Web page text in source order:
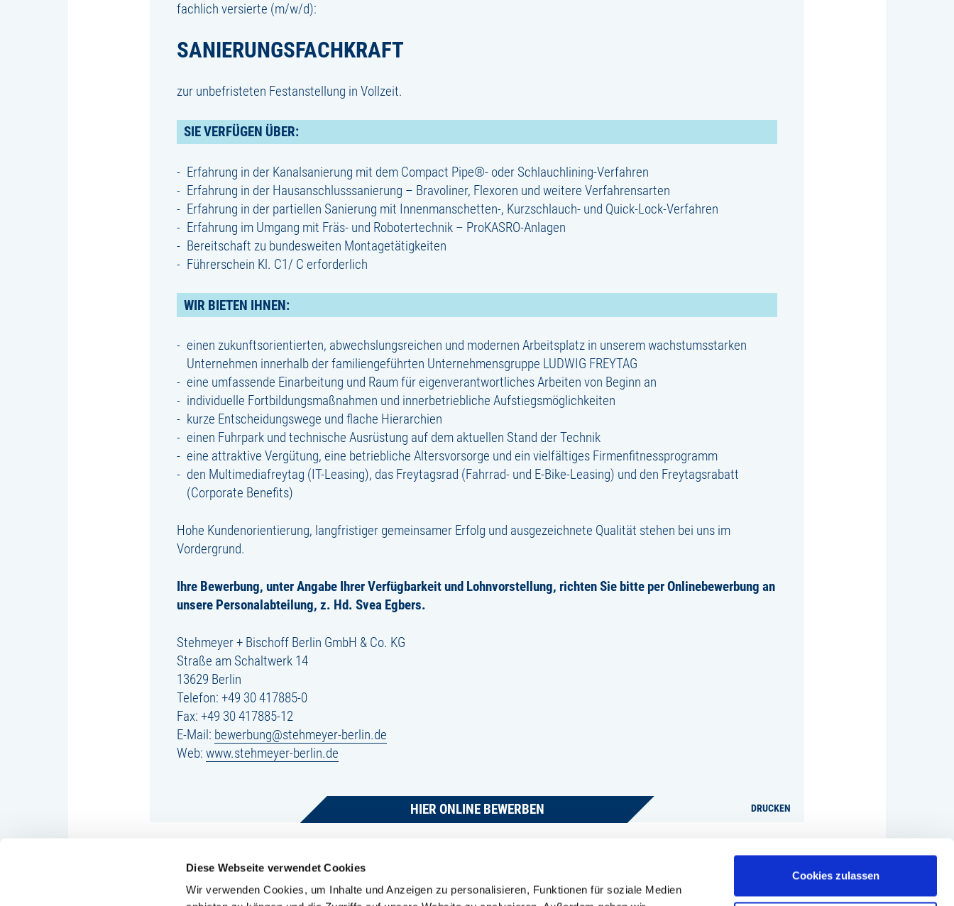
Diese Webseite verwendet Cookies
Wir verwenden Cookies, um Inhalte und Anzeigen zu personalisieren, Funktionen für soziale Medien
Cookies zulassen
fachlich versierte (m/w/d):
SANIERUNGSFACHKRAFT
zur unbefristeten Festanstellung in Vollzeit.
SIE VERFÜGEN ÜBER:
Erfahrung in der Kanalsanierung mit dem Compact Pipe®- oder Schlauchlining-Verfahren
Erfahrung in der Hausanschlusssanierung – Bravoliner, Flexoren und weitere Verfahrensarten
Erfahrung in der partiellen Sanierung mit Innenmanschetten-, Kurzschlauch- und Quick-Lock-Verfahren
Erfahrung im Umgang mit Fräs- und Robotertechnik – ProKASRO-Anlagen
Bereitschaft zu bundesweiten Montagetätigkeiten
Führerschein Kl. C1/ C erforderlich
WIR BIETEN IHNEN:
einen zukunftsorientierten, abwechslungsreichen und modernen Arbeitsplatz in unserem wachstumsstarken
Unternehmen innerhalb der familiengeführten Unternehmensgruppe LUDWIG FREYTAG
eine umfassende Einarbeitung und Raum für eigenverantwortliches Arbeiten von Beginn an
individuelle Fortbildungsmaßnahmen und innerbetriebliche Aufstiegsmöglichkeiten
kurze Entscheidungswege und flache Hierarchien
einen Fuhrpark und technische Ausrüstung auf dem aktuellen Stand der Technik
eine attraktive Vergütung, eine betriebliche Altersvorsorge und ein vielfältiges Firmenfitnessprogramm
den Multimediafreytag (IT-Leasing), das Freytagsrad (Fahrrad- und E-Bike-Leasing) und den Freytagsrabatt
(Corporate Benefits)
Hohe Kundenorientierung, langfristiger gemeinsamer Erfolg und ausgezeichnete Qualität stehen bei uns im
Vordergrund.
Ihre Bewerbung, unter Angabe Ihrer Verfügbarkeit und Lohnvorstellung, richten Sie bitte per Onlinebewerbung an
unsere Personalabteilung, z. Hd. Svea Egbers.
Stehmeyer + Bischoff Berlin GmbH & Co. KG
Straße am Schaltwerk 14
13629 Berlin
Telefon:+49 30 417885-0
Fax: +49 30 417885-12
E-Mail: bewerbung@stehmeyer-berlin.de
Web:www.stehmeyer-berlin.de
HIER ONLINE BEWERBEN DRUCKEN